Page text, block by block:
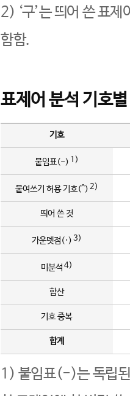
2) ‘구’는 띄어 쓴 표
함함.
표제어 분석 기호
기호
붙임표(-) 1)
붙여쓰기 허용 기호(^) 2)
띄어 쓴 것
가운뎃점(·) 3)
미분석 4)
합산
기호 중복
합계
1) 붙임표(-)는 독립된